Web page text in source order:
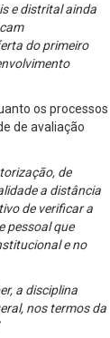
e distrital ainda
do primeiro
os processos
de avaliação
de
a distância
de verificar a
pessoal que
e no
a disciplina
nos termos da